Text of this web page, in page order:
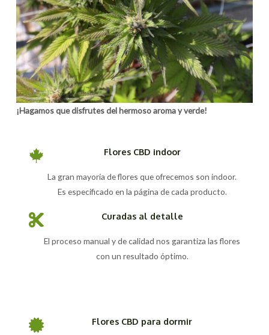
¡Hagamos que disfrutes del hermoso aroma y verde!
Flores CBD indoor
La gran mayoría de flores que ofrecemos son indoor.
Es especificado en la página de cada producto.
Curadas al detalle
El proceso manual y de calidad nos garantiza las flores
con un resultado óptimo.
Flores CBD para dormir